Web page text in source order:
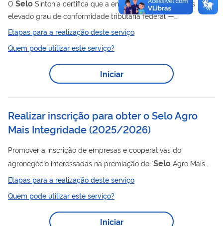
O Selo Sintonia certifica que a empresa alcançou o mais
elevado grau de conformidade tributária federal —
classificação A+ no Programa Receita Sintonia. É o
reconhecimento público do compromisso da empresa com a
adoção de boas práticas no cumprimento das obrigações
tributárias, em especial, a regularidade cadastral, o
adimplemento no pagamento das obrigações tributárias e a
informações consistentes. OSeloSintonia A+ é concedido...
Etapas para a realização deste serviço
Quem pode utilizar este serviço?
Iniciar
Realizar inscrição para obter o Selo Agro
Mais Integridade(2025/2026)
Promover a inscrição de empresas e cooperativas do
agronegócio interessadas na premiação do “Selo Agro Mais
Integridade”, com objetivo de fomentar, reconhecer e premiar
práticas de integridade por empresas do agronegócio,
reguladas no âmbito do Ministério da Agricultura e Pecuária
(MAPA) , que se destacam no desenvolvimento de boas
práticas de integridade, ética, responsabilidade social e
Etapas para a realização deste serviço
Quem pode utilizar este serviço?
Iniciar